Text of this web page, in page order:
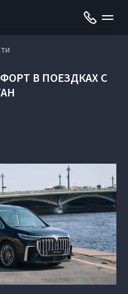
В ПОЕЗДКАХ С